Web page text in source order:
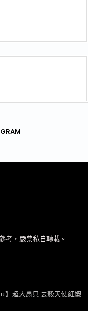
考，嚴禁私自轉載。
超大扇貝 去殼天使紅蝦